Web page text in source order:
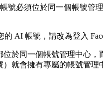
號必須位於同一個帳號
AI 帳號，請改為登入
於同一個帳號管理中心
就會擁有專屬的帳號管